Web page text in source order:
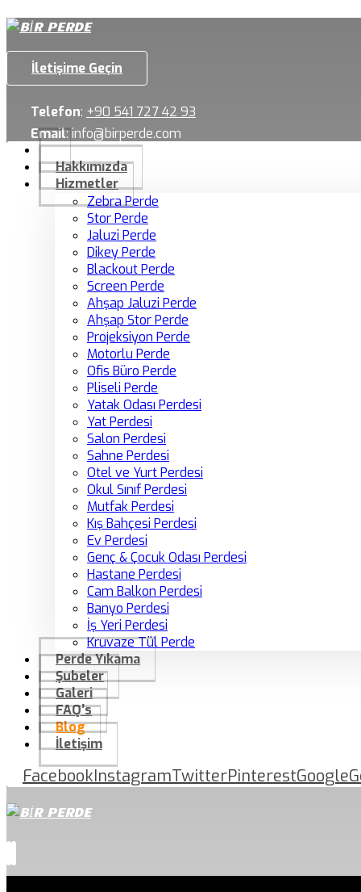
İletişime Geçin
Telefon: +90 541 727 42 93
Email:info@birperde.com
Hakkımızda
Hizmetler
Zebra Perde
Stor Perde
Jaluzi Perde
Dikey Perde
Blackout Perde
Screen Perde
Ahşap Jaluzi Perde
Ahşap Stor Perde
Projeksiyon Perde
Motorlu Perde
Ofis Büro Perde
Pliseli Perde
Yatak Odası Perdesi
Yat Perdesi
Salon Perdesi
Sahne Perdesi
Otel ve Yurt Perdesi
Okul Sınıf Perdesi
Mutfak Perdesi
Kış Bahçesi Perdesi
Ev Perdesi
Genç & Çocuk Odası Perdesi
Hastane Perdesi
Cam Balkon Perdesi
Banyo Perdesi
İş Yeri Perdesi
Kruvaze Tül Perde
Perde Yıkama
Şubeler
Galeri
FAQ’s
Blog
İletişim
FacebookInstagramTwitterPinterestGoogle